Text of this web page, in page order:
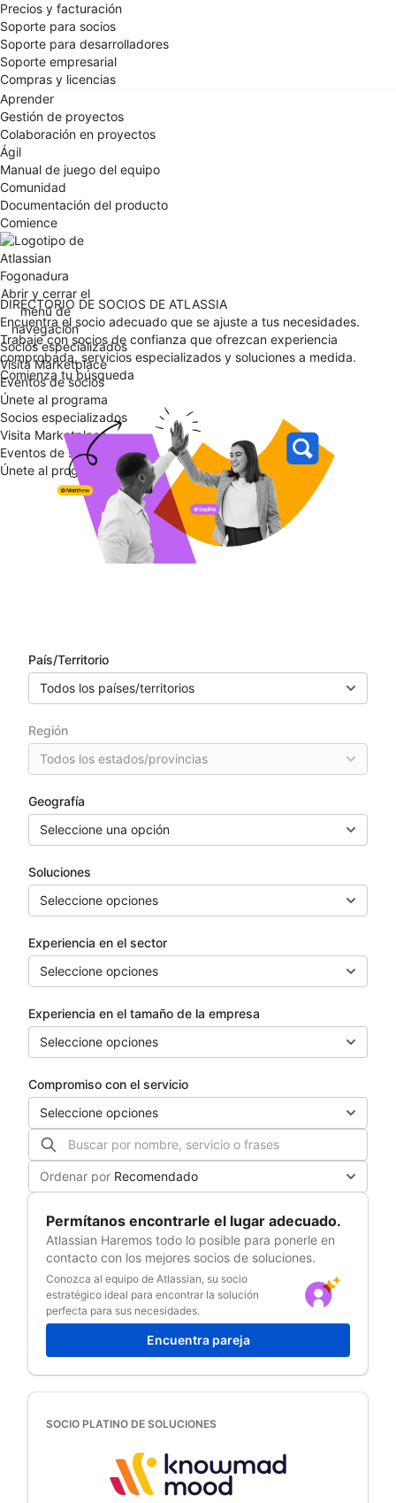
Precios y facturación
Soporte para socios
Soporte para desarrolladores
Soporte empresarial
Compras y licencias
Aprender
Gestión de proyectos
Colaboración en proyectos
Ágil
Manual de juego del equipo
Comunidad
Documentación del producto
Comience
Fogonadura
Abrir y cerrar el
menú de
navegación
Socios especializados
Visita Marketplace
Eventos de socios
Únete al programa
Socios especializados
Visita Marketplace
Eventos de socios
Únete al programa
DIRECTORIO DE SOCIOS DE ATLASSIA
Encuentra el socio adecuado que se ajuste a tus necesidades.
Trabaje con socios de confianza que ofrezcan experiencia
comprobada, servicios especializados y soluciones a medida.
Comienza tu búsqueda
País/Territorio
Todos los países/territorios
Región
Todos los estados/provincias
Geografía
Seleccione una opción
Soluciones
Seleccione opciones
Experiencia en el sector
Seleccione opciones
Experiencia en el tamaño de la empresa
Seleccione opciones
Compromiso con el servicio
Seleccione opciones
Ordenar por Recomendado
Permítanos encontrarle el lugar adecuado.
Atlassian Haremos todo lo posible para ponerle en
contacto con los mejores socios de soluciones.
Conozca al equipo de Atlassian, su socio
estratégico ideal para encontrar la solución
perfecta para sus necesidades.
Encuentra pareja
SOCIO PLATINO DE SOLUCIONES